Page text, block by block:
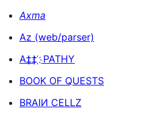
Axma
Az (web/parser)
A‡‡ ҉ PATHY
BOOK OF QUESTS
BRAIИ CELLZ